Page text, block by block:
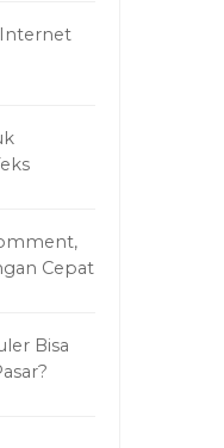
Cepat
Bisa